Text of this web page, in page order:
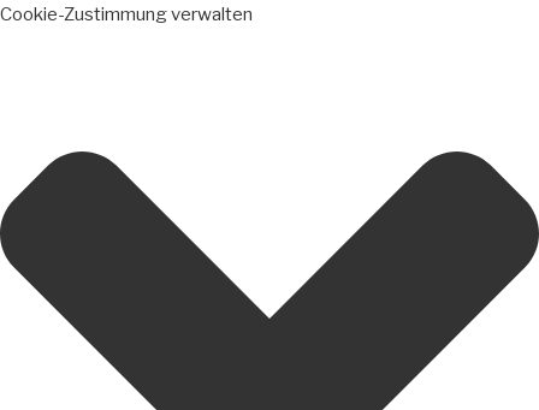
Cookie-Zustimmung verwalten